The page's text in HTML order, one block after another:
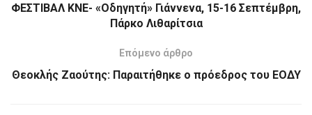
ΦΕΣΤΙΒΑΛ ΚΝΕ- «Οδηγητή» Γιάννενα, 15-16 Σεπτέμβρη,
Πάρκο Λιθαρίτσια
Επόμενο άρθρο
Θεοκλής Ζαούτης: Παραιτήθηκε ο πρόεδρος του ΕΟΔΥ